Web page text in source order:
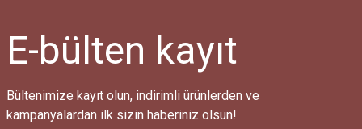
Bu ürüne benzer farklı alternatifler olmalı.
E-bülten kayıt
Bültenimize kayıt olun, indirimli ürünlerden ve
kampanyalardan ilk sizin haberiniz olsun!